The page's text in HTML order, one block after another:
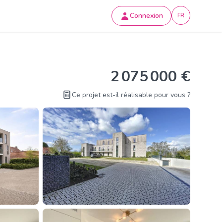
Connexion FR
2 075 000 €
Ce projet est-il réalisable pour vous ?